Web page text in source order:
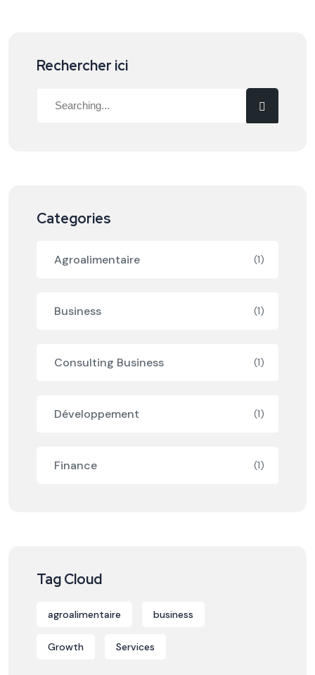
Rechercher ici
Categories
Agroalimentaire (1)
Business (1)
Consulting Business (1)
Développement (1)
Finance (1)
Tag Cloud
agroalimentaire business
Growth Services